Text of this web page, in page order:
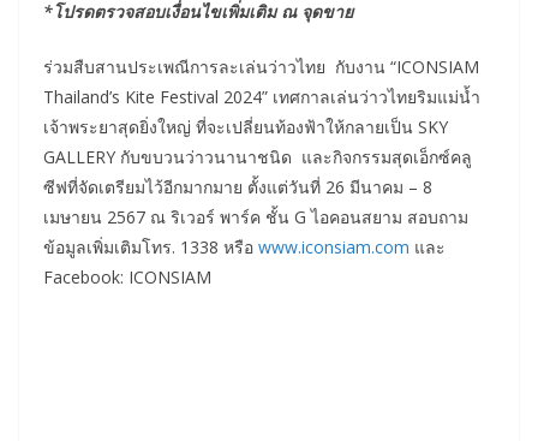
*โปรดตรวจสอบเงื่อนไขเพิ่มเติม ณ จุดขาย
ร่วมสืบสานประเพณีการละเล่นว่าวไทย กับงาน “ICONSIAM
Thailand’s Kite Festival 2024” เทศกาลเล่นว่าวไทยริมแม่น้ำ
เจ้าพระยาสุดยิ่งใหญ่ ที่จะเปลี่ยนท้องฟ้าให้กลายเป็น SKY
GALLERY กับขบวนว่าวนานาชนิด และกิจกรรมสุดเอ็กซ์คลู
ซีฟที่จัดเตรียมไว้อีกมากมาย ตั้งแต่วันที่ 26 มีนาคม – 8
เมษายน 2567 ณ ริเวอร์ พาร์ค ชั้น G ไอคอนสยาม สอบถาม
ข้อมูลเพิ่มเติมโทร. 1338 หรือ www.iconsiam.com และ
Facebook: ICONSIAM